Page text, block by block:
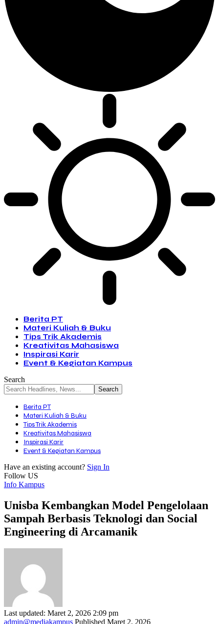
Berita PT
Materi Kuliah & Buku
Tips Trik Akademis
Kreativitas Mahasiswa
Inspirasi Karir
Event & Kegiatan Kampus
Search
Berita PT
Materi Kuliah & Buku
Tips Trik Akademis
Kreativitas Mahasiswa
Inspirasi Karir
Event & Kegiatan Kampus
Have an existing account? Sign In
Follow US
Info Kampus
Unisba Kembangkan Model Pengelolaan
Sampah Berbasis Teknologi dan Social
Engineering di Arcamanik
Last updated: Maret 2, 2026 2:09 pm
admin@mediakampus Published Maret 2, 2026